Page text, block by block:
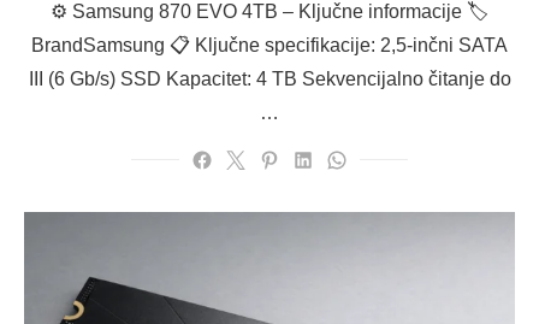
⚙️ Samsung 870 EVO 4TB – Ključne informacije 🏷
BrandSamsung 📋 Ključne specifikacije: 2,5-inčni SATA
III (6 Gb/s) SSD Kapacitet: 4 TB Sekvencijalno čitanje do
…